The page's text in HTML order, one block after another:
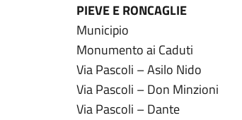
PIEVE E RONCAGLIE
Municipio
Monumento ai Caduti
Via Pascoli – Asilo Nido
Via Pascoli – Don Minzioni
Via Pascoli – Dante